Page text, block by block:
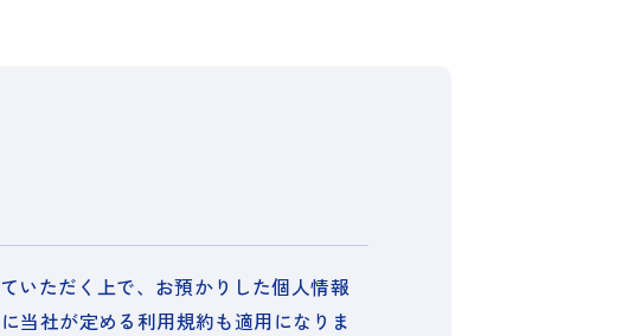
いただく上で、お預かりした個人情報
当社が定める利用規約も適用になりま